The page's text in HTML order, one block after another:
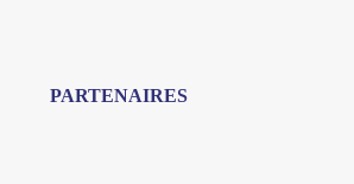
PARTENAIRES